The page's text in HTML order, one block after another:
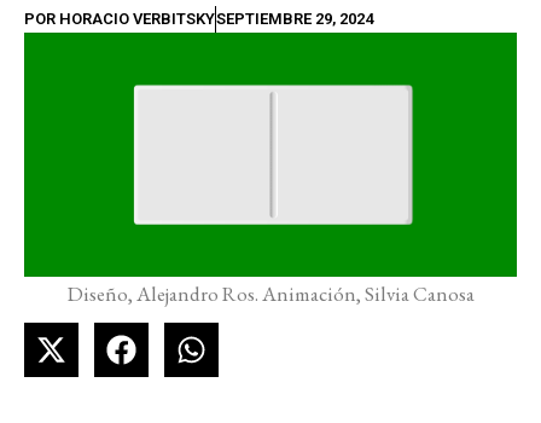
POR HORACIO VERBITSKYSEPTIEMBRE 29, 2024
Diseño, Alejandro Ros. Animación, Silvia Canosa